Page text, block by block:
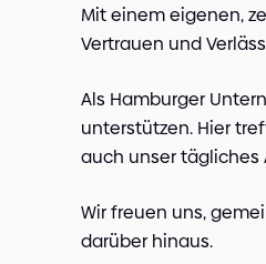
Mit einem eigenen,
Vertrauen und
Als Hamburger
unterstützen. Hier
auch unser tägliches
Wir freuen uns,
darüber hinaus.